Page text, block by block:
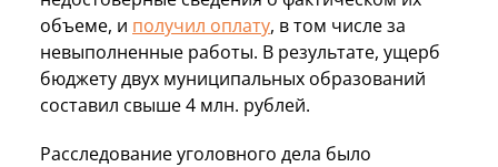
объеме, и получил оплату, в том числе за
невыполненные работы. В результате, ущерб
бюджету двух муниципальных образований
составил свыше 4 млн. рублей.
Расследование уголовного дела было